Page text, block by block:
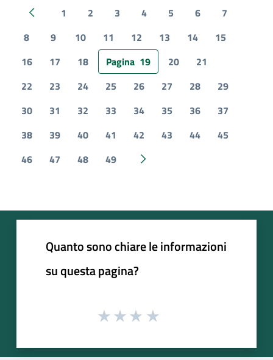
Pagina precedente
1 2 3 4 5 6
7
8
9 10 11 12 13 14
15
16
17 18 Pagina 19 20
21
22
23 24 25 26 27 28
29
30
31 32 33 34 35 36
37
38
39 40 41 42 43 44
45
46
47 48 49 Pagina successiva
Quanto sono chiare le informazioni
su questa pagina?